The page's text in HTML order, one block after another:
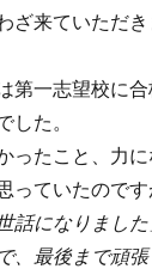
ざ来ていただき
第一志望校に合
した。
ったこと、力
っていたので
話になりました
、最後まで頑